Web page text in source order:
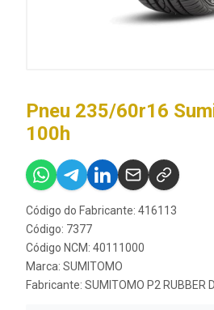
Pneu 235/60r16
100h
Código do Fabricante: 416113
Código: 7377
Código NCM: 40111000
Marca: SUMITOMO
Fabricante: SUMITOMO P2 RUBBER